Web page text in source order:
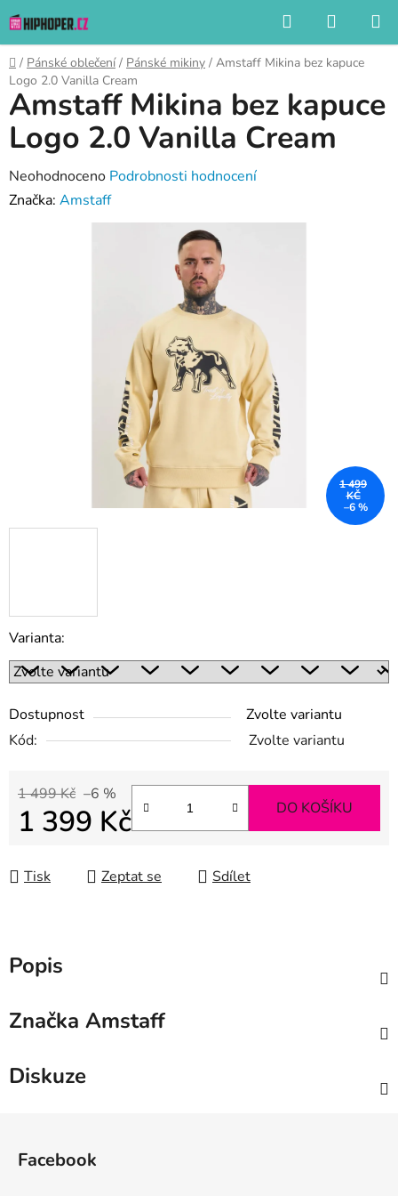
na
obsah
Hledat
KOŠÍK
Domů
/ Pánské oblečení / Pánské mikiny / Amstaff Mikina bez kapuce
Logo 2.0 Vanilla Cream
Varianta:
Dostupnost
Zvolte variantu
Kód:
Zvolte variantu
1 499 Kč –6 %
1 399 Kč DO KOŠÍKU
Tisk Zeptat se Sdílet
Amstaff Mikina bez kapuce
Logo 2.0 Vanilla Cream
Průměrné
hodnocení
Neohodnoceno Podrobnosti hodnocení
Značka: Amstaff
1 499
KČ
–6 %
Popis
Značka Amstaff
Diskuze
Facebook